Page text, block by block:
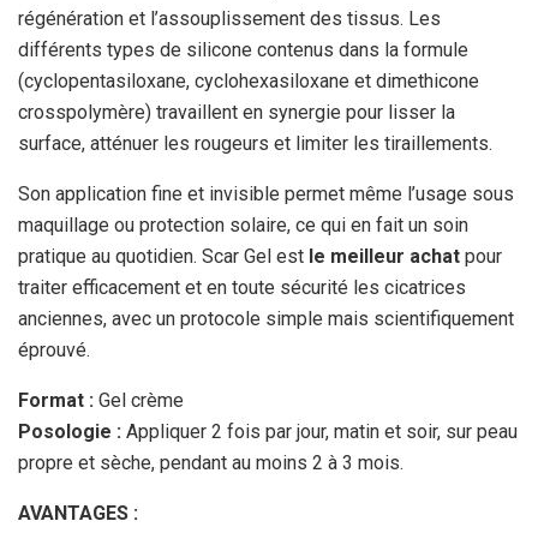
régénération et l’assouplissement des tissus. Les
différents types de silicone contenus dans la formule
(cyclopentasiloxane, cyclohexasiloxane et dimethicone
crosspolymère) travaillent en synergie pour lisser la
surface, atténuer les rougeurs et limiter les tiraillements.
Son application fine et invisible permet même l’usage sous
maquillage ou protection solaire, ce qui en fait un soin
pratique au quotidien. Scar Gel est le meilleur achat pour
traiter efficacement et en toute sécurité les cicatrices
anciennes, avec un protocole simple mais scientifiquement
éprouvé.
Format : Gel crème
Posologie : Appliquer 2 fois par jour, matin et soir, sur peau
propre et sèche, pendant au moins 2 à 3 mois.
AVANTAGES :